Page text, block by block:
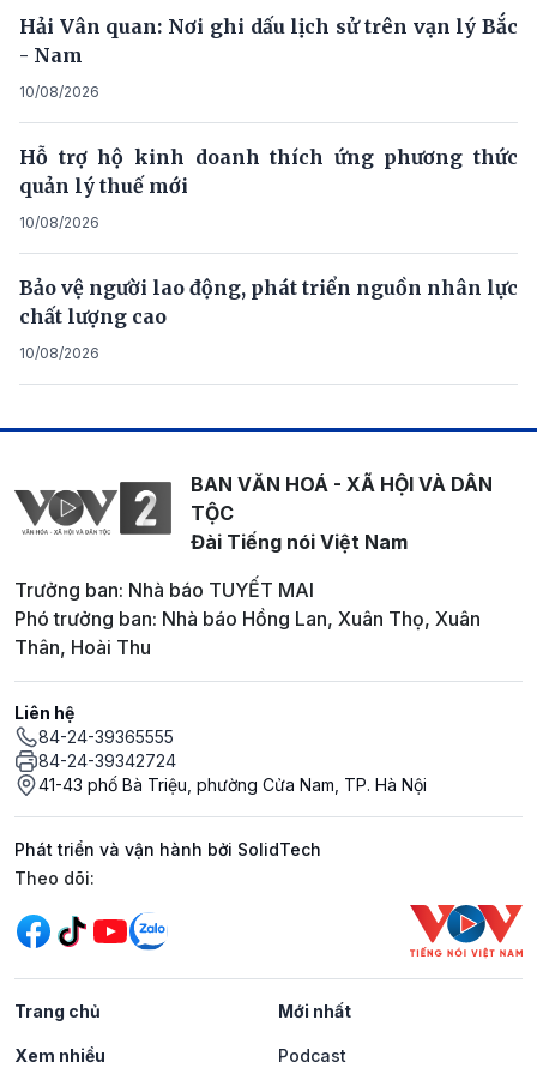
Hải Vân quan: Nơi ghi dấu lịch sử trên vạn lý Bắc
- Nam
10/08/2026
Hỗ trợ hộ kinh doanh thích ứng phương thức
quản lý thuế mới
10/08/2026
Bảo vệ người lao động, phát triển nguồn nhân lực
chất lượng cao
10/08/2026
BAN VĂN HOÁ - XÃ HỘI VÀ DÂN
TỘC
Đài Tiếng nói Việt Nam
Trưởng ban: Nhà báo TUYẾT MAI
Phó trưởng ban: Nhà báo Hồng Lan, Xuân Thọ, Xuân
Thân, Hoài Thu
Liên hệ
84-24-39365555
84-24-39342724
41-43 phố Bà Triệu, phường Cửa Nam, TP. Hà Nội
Phát triển và vận hành bởi SolidTech
Mạng xã hội
Theo dõi:
Trang chủ Mới nhất
Xem nhiều Podcast